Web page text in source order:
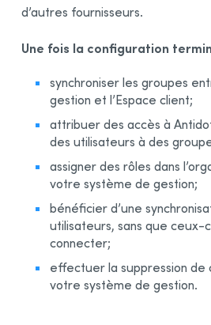
d’autres fournisseurs.
Une fois la configuration
synchroniser les groupes
gestion et l’Espace client;
attribuer des accès à
des utilisateurs à des
assigner des rôles dans
votre système de gestion;
bénéficier d’une
utilisateurs, sans que ceux-
connecter;
effectuer la suppression de
votre système de gestion.